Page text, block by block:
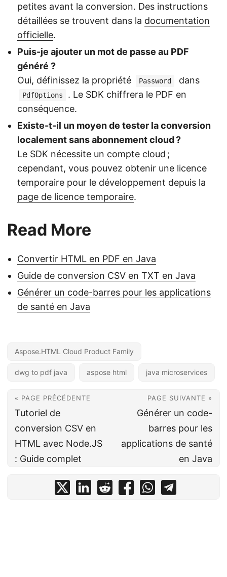
petites avant la conversion. Des instructions
détaillées se trouvent dans la documentation
officielle.
Puis-je ajouter un mot de passe au PDF
généré ?
Oui, définissez la propriété
Password dans
PdfOptions
. Le SDK chiffrera le PDF en
conséquence.
Existe-t-il un moyen de tester la conversion
localement sans abonnement cloud ?
Le SDK nécessite un compte cloud ;
cependant, vous pouvez obtenir une licence
temporaire pour le développement depuis la
page de licence temporaire.
Read More
Convertir HTML en PDF en Java
Guide de conversion CSV en TXT en Java
Générer un code-barres pour les applications
de santé en Java
Aspose.HTML Cloud Product Family
dwg to pdf java aspose html java microservices
« PAGE PRÉCÉDENTE
Tutoriel de
conversion CSV en
HTML avec Node.JS
: Guide complet
PAGE SUIVANTE »
Générer un code-
barres pour les
applications de santé
en Java